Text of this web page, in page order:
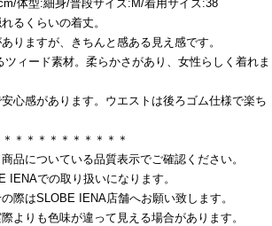
体型:細身/普段サイズ:M/着用サイズ:38
るくらいの着丈。
りますが、きちんと感ある見え感です。
ィード素材。柔らかさがあり、女性らしく着れま
心感があります。ウエストは後ろゴム仕様で楽ち
＊＊＊＊＊＊＊＊＊＊
品についている品質表示でご確認ください。
IENAでの取り扱いになります。
際はSLOBE IENA店舗へお願い致します。
よりも色味が違って見える場合があります。